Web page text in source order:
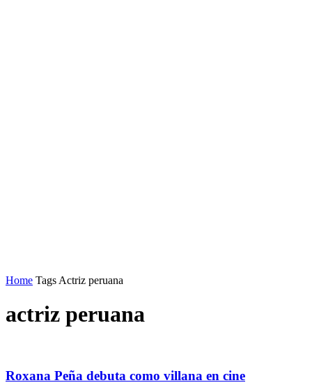
Home Tags Actriz peruana
actriz peruana
Roxana Peña debuta como villana en cine